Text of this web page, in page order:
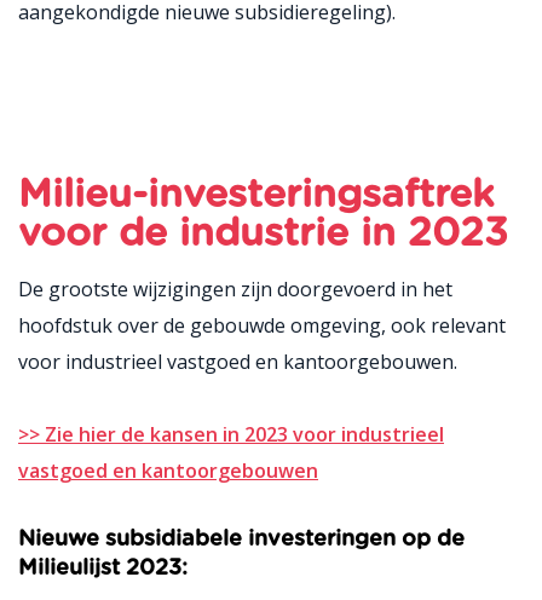
aangekondigde nieuwe subsidieregeling).
Milieu-investeringsaftrek
voor de industrie in 2023
De grootste wijzigingen zijn doorgevoerd in het
hoofdstuk over de gebouwde omgeving, ook relevant
voor industrieel vastgoed en kantoorgebouwen.
>> Zie hier de kansen in 2023 voor industrieel
vastgoed en kantoorgebouwen
Nieuwe subsidiabele investeringen op de
Milieulijst 2023: